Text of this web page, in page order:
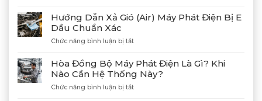
MGS2300R
Cảng
Gỡ
Và
Nối
Tác
Cùng
Tân
Giám
Hướng Dẫn Xả Gió (Air) Máy Phát Điện Bị E
Dầu Chuẩn Xác
Chức năng bình luận bị tắtở
Dẫn
Xả
Gió
(Air)
Hòa Đồng Bộ Máy Phát Điện Là Gì? Khi
Nào Cần Hệ Thống Này?
Chức năng bình luận bị tắtở